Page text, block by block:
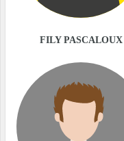
FILY PASCALOUX